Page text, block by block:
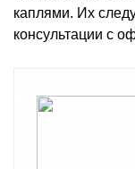
каплями. Их
консультации с